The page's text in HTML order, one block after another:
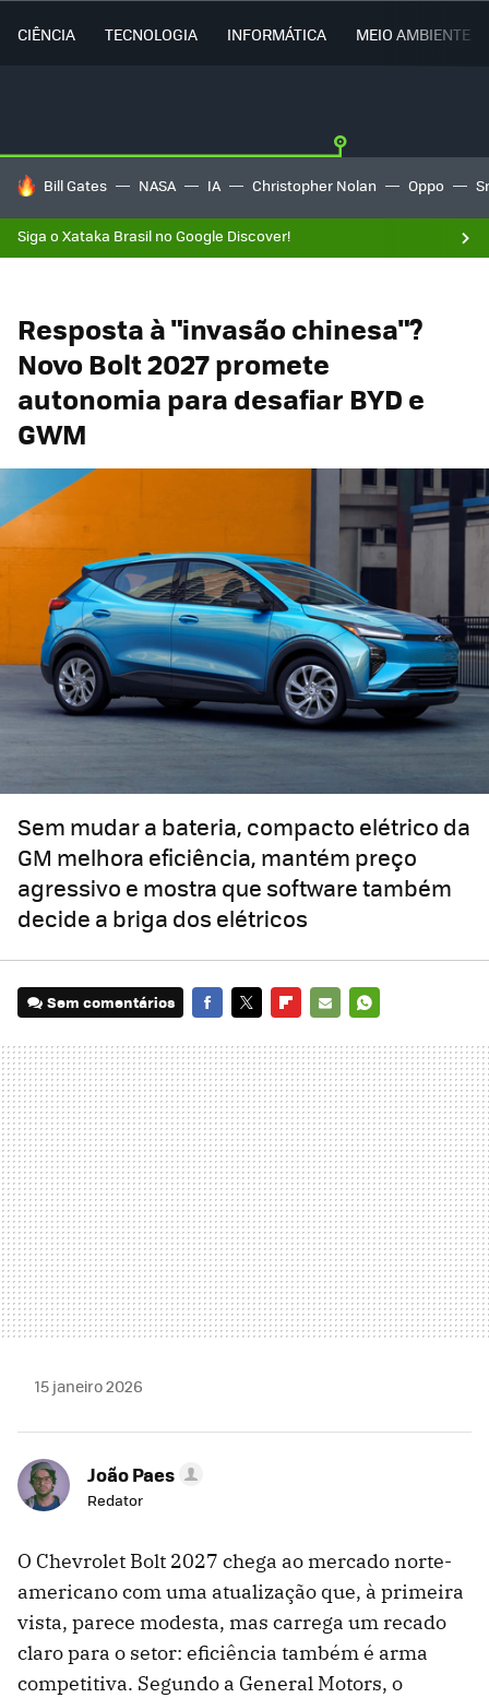
CIÊNCIA TECNOLOGIA INFORMÁTICA MEIO AMBIENTE
TENDÊNCIAS DO DIA
Bill Gates NASA IA Christopher Nolan Oppo
Siga o Xataka Brasil no Google Discover!
Resposta à "invasão chinesa"?
Novo Bolt 2027 promete
autonomia para desafiar BYD e
GWM
Sem mudar a bateria, compacto elétrico da
GM melhora eficiência, mantém preço
agressivo e mostra que software também
decide a briga dos elétricos
Sem comentários
MAIL
15 janeiro 2026
João Paes
Redator
O Chevrolet Bolt 2027 chega ao mercado norte-
americano com uma atualização que, à primeira
vista, parece modesta, mas carrega um recado
claro para o setor: eficiência também é arma
competitiva. Segundo a General Motors, o